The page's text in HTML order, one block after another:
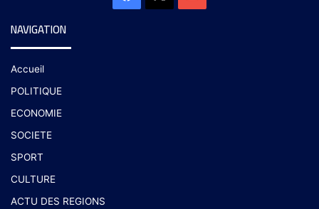
NAVIGATION
Accueil
POLITIQUE
ECONOMIE
SOCIETE
SPORT
CULTURE
ACTU DES REGIONS